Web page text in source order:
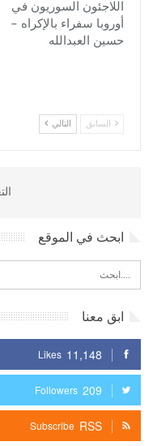
اللاجئون السوريون في
أوروبا سفراء بالإكراه –
حسين العبدالله
السابق التالي
ابحث في الموقع
ابق معنا
11,148
Likes
209
Followers
RSS
Subscribe